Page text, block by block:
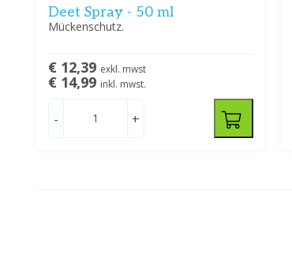
Deet Spray - 50 ml
Mückenschutz.
€ 12,39 exkl. mwst
€ 14,99 inkl. mwst.
- +